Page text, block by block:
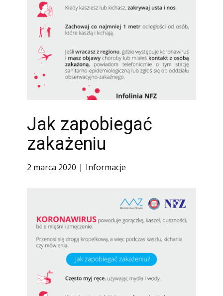
Jak zapobiegać
zakażeniu
2 marca 2020 Informacje